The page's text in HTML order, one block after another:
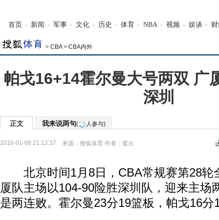
首页 - 新闻 - 军事 - 文化 - 历史 - 体育 - NBA - 视频 - 娱谈 -
> CBA> CBA内外
帕戈16+14霍尔曼大号两双 广
深圳
正文 我来说两句( 人参与)
2016-01-08 21:12:37 来源： 搜狐体育 作者：鸾台
北京时间1月8日，CBA常规赛第28轮
厦队主场以104-90险胜深圳队，迎来主场
是两连败。霍尔曼23分19篮板，帕戈16分